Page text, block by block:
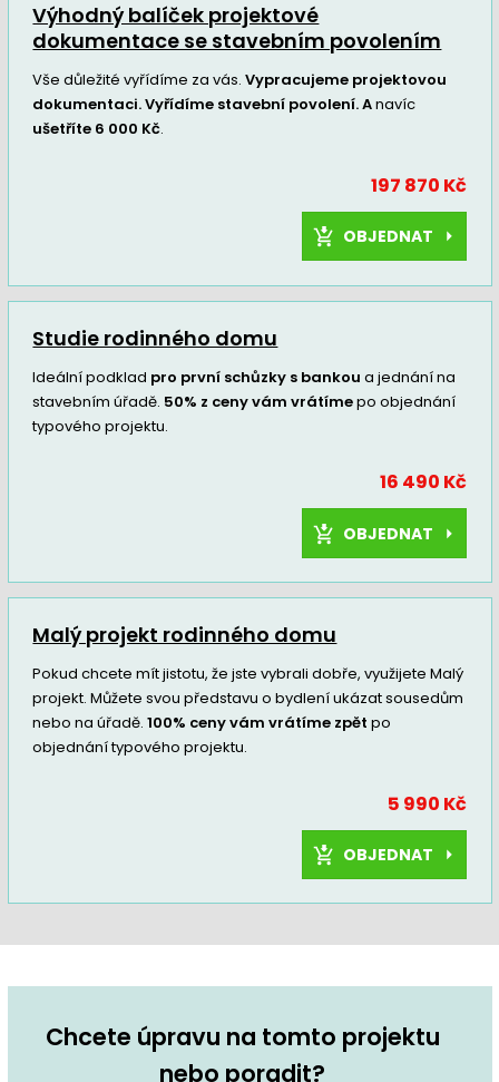
Výhodný balíček projektové
dokumentace se stavebním povolením
Vše důležité vyřídíme za vás.Vypracujeme projektovou
dokumentaci. Vyřídíme stavební povolení. Anavíc
ušetříte 6 000 Kč.
197 870 Kč
OBJEDNAT
Studie rodinného domu
Ideální podklad pro první schůzky s bankou a jednání na
stavebním úřadě. 50% z ceny vám vrátímepo objednání
typového projektu.
16 490 Kč
OBJEDNAT
Malý projekt rodinného domu
Pokud chcete mít jistotu, že jste vybrali dobře, využijete Malý
projekt. Můžete svou představu o bydlení ukázat sousedům
nebo na úřadě.100% ceny vám vrátíme zpět po
objednání typového projektu.
5 990 Kč
OBJEDNAT
Chcete úpravu na tomto projektu
nebo poradit?